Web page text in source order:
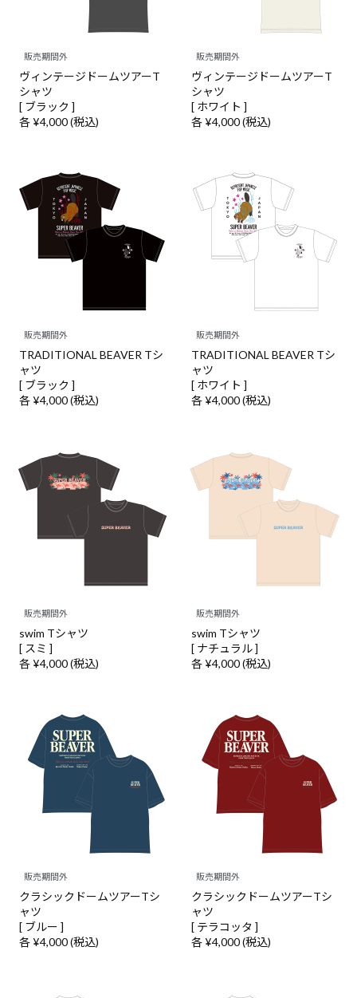
販売期間外
ヴィンテージドームツアーT
シャツ
[ ブラック ]
各 ¥4,000 (税込)
販売期間外
ヴィンテージドームツアーT
シャツ
[ ホワイト ]
各 ¥4,000 (税込)
販売期間外
TRADITIONAL BEAVER Tシ
ャツ
[ ブラック ]
各 ¥4,000 (税込)
販売期間外
TRADITIONAL BEAVER Tシ
ャツ
[ ホワイト ]
各 ¥4,000 (税込)
販売期間外
swim Tシャツ
[ スミ ]
各 ¥4,000 (税込)
販売期間外
swim Tシャツ
[ ナチュラル ]
各 ¥4,000 (税込)
販売期間外
クラシックドームツアーTシ
ャツ
[ ブルー ]
各 ¥4,000 (税込)
販売期間外
クラシックドームツアーTシ
ャツ
[ テラコッタ ]
各 ¥4,000 (税込)